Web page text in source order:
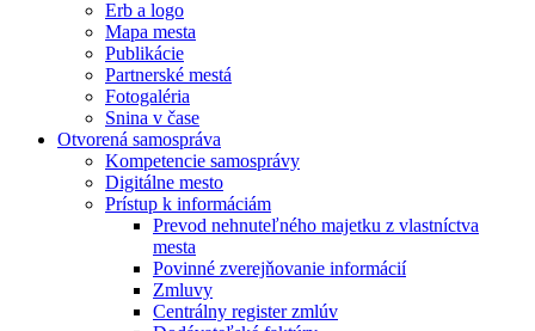
Erb a logo
Mapa mesta
Publikácie
Partnerské mestá
Fotogaléria
Snina v čase
Otvorená samospráva
Kompetencie samosprávy
Digitálne mesto
Prístup k informáciám
Prevod nehnuteľného majetku z vlastníctva
mesta
Povinné zverejňovanie informácií
Zmluvy
Centrálny register zmlúv